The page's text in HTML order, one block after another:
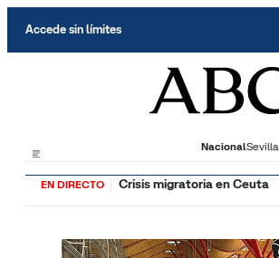
Accede sin límites
NacionalSevilla
EN DIRECTO Crisis migratoria en Ceuta